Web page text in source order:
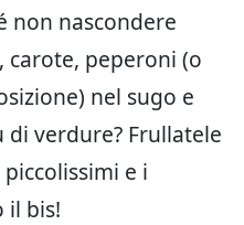
non nascondere
carote, peperoni (o
nel sugo e
verdure? Frullatele
e i
il bis!